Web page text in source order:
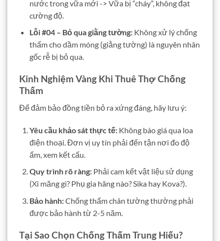
nước trong vữa mới -> Vữa bị “cháy”, không đạt
cường độ.
Lỗi #04 – Bỏ qua giằng tường:Không xử lý chống
thấm cho dầm móng (giằng tường) là nguyên nhân
gốc rễ bị bỏ qua.
Kinh Nghiệm Vàng Khi Thuê Thợ Chống
Thấm
Để đảm bảo đồng tiền bỏ ra xứng đáng, hãy lưu ý:
Yêu cầu khảo sát thực tế:Không báo giá qua loa
điện thoại. Đơn vị uy tín phải đến tận nơi đo độ
ẩm, xem kết cấu.
Quy trình rõ ràng:Phải cam kết vật liệu sử dụng
(Xi măng gì? Phụ gia hãng nào? Sika hay Kova?).
Bảo hành:Chống thấm chân tường thường phải
được bảo hành từ 2-5 năm.
Tại Sao Chọn Chống Thấm Trung Hiếu?